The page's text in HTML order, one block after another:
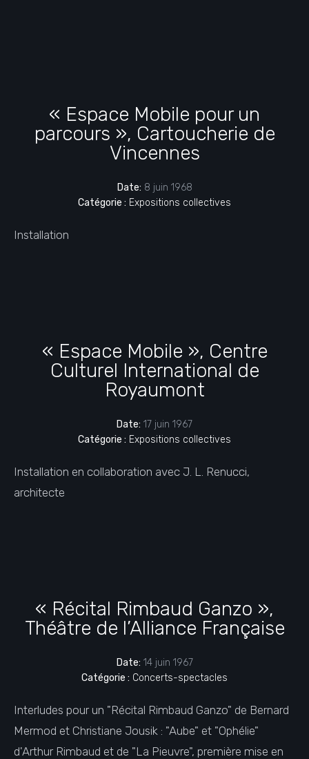
« Espace Mobile pour un
parcours », Cartoucherie de
Vincennes
Date: 8 juin 1968
Catégorie : Expositions collectives
Installation
« Espace Mobile », Centre
Culturel International de
Royaumont
Date: 17 juin 1967
Catégorie : Expositions collectives
Installation en collaboration avec J. L. Renucci,
architecte
« Récital Rimbaud Ganzo »,
Théâtre de l’Alliance Française
Date: 14 juin 1967
Catégorie : Concerts-spectacles
Interludes pour un "Récital Rimbaud Ganzo" de Bernard
Mermod et Christiane Jousik : "Aube" et "Ophélie"
d'Arthur Rimbaud et de "La Pieuvre", première mise en